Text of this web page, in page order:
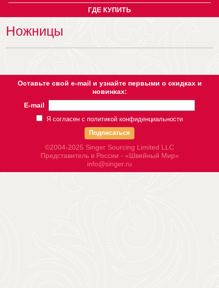
ГДЕ КУПИТЬ
Ножницы
Оставьте свой e-mail и узнайте первыми о скидках и
новинках:
E-mail
Я согласен с политикой конфиденциальности
Подписаться
©2004-2025 Singer Sourcing Limited LLC
Представитель в России - «Швейный Мир»
info@singer.ru